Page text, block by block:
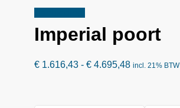
Imperial poort
€1.616,43 - €4.695,48 incl. 21% BTW